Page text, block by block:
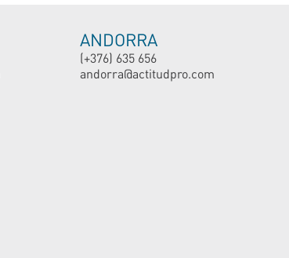
ANDORRA
(+376) 635 656
andorra@actitudpro.com